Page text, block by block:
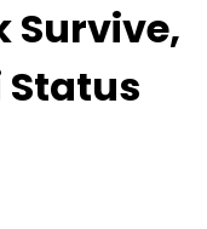
Survive,
Status